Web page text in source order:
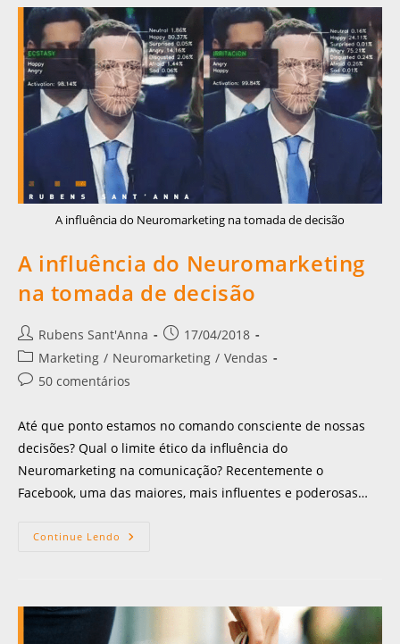
A influência do Neuromarketing na tomada de decisão
A influência do Neuromarketing
na tomada de decisão
Rubens Sant'Anna
17/04/2018
Marketing / Neuromarketing / Vendas
50 comentários
Até que ponto estamos no comando consciente de nossas
decisões? Qual o limite ético da influência do
Neuromarketing na comunicação? Recentemente o
Facebook, uma das maiores, mais influentes e poderosas…
Continue Lendo